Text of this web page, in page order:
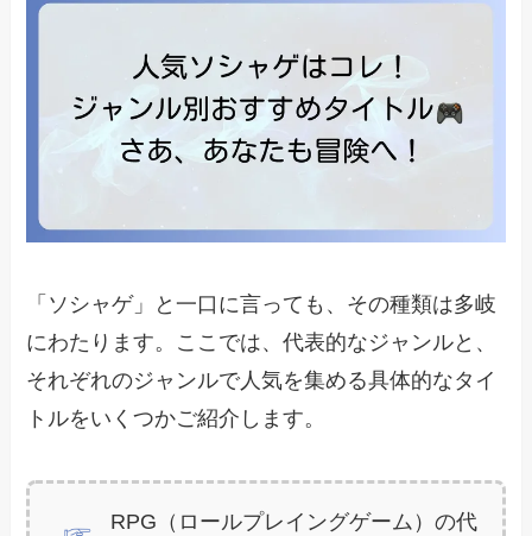
「ソシャゲ」と一口に言っても、その種類は多岐
にわたります。ここでは、代表的なジャンルと、
それぞれのジャンルで人気を集める具体的なタイ
トルをいくつかご紹介します。
RPG（ロールプレイングゲーム）の代